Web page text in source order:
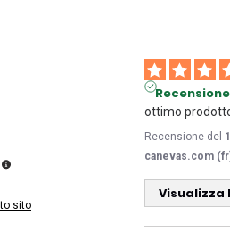
sito
ottimo
Recensione del
canevas.com
Visualizza